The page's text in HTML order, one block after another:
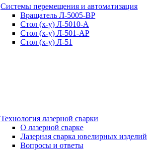
Системы перемещения и автоматизация
Вращатель Л-5005-ВР
Стол (x-y) Л-5010-А
Стол (x-y) Л-501-АР
Стол (x-y) Л-51
Технология лазерной сварки
О лазерной сварке
Лазерная сварка ювелирных изделий
Вопросы и ответы